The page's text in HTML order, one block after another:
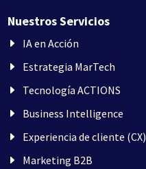
Nuestros Servicios
IA en Acción
Estrategia MarTech
Tecnología ACTIONS
Business Intelligence
Experiencia de cliente (CX)
Marketing B2B